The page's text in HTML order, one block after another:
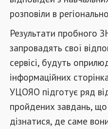
розповіли в
Результати пробного
запровадять свої
сервісі, будуть
інформаційних
УЦОЯО підготує ряд
пройдених завдань,
дізнатися, де саме